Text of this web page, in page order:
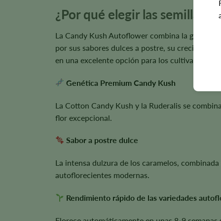
¿Por qué elegir las semillas
La Candy Kush Autoflower combina la
por sus sabores dulces a postre, su
en una excelente opción para los cultivadores
Genética Premium Candy Kush
La Cotton Candy Kush y la Ruderalis se
flor excepcional.
Sabor a postre dulce
La intensa dulzura de los caramelos,
autoflorecientes modernas.
Rendimiento rápido de las variedades